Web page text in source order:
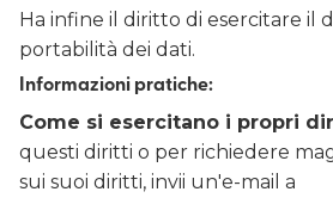
Ha infine il diritto di esercitare il
portabilità dei dati.
Informazioni pratiche:
Come si esercitano i propri
questi diritti o per richiedere
sui suoi diritti, invii un'e-mail a